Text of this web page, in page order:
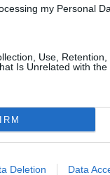
my Personal
Use,
Is Unrelated with
Deletion Data
të
mbushet me
shmangni ato
të